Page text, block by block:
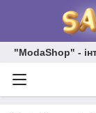
"ModaShop" -